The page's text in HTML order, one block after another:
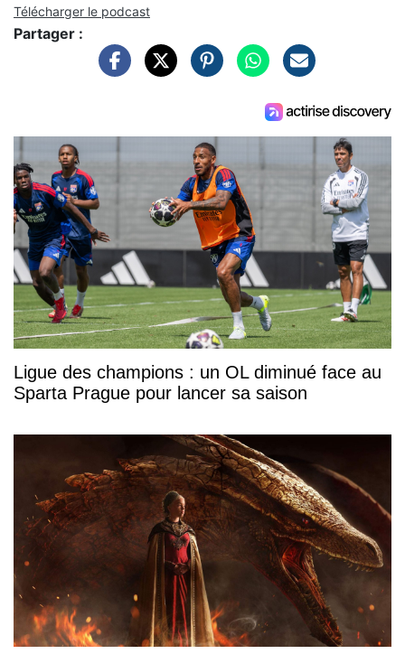
Télécharger le podcast
Partager :
Ligue des champions : un OL diminué face au
Sparta Prague pour lancer sa saison